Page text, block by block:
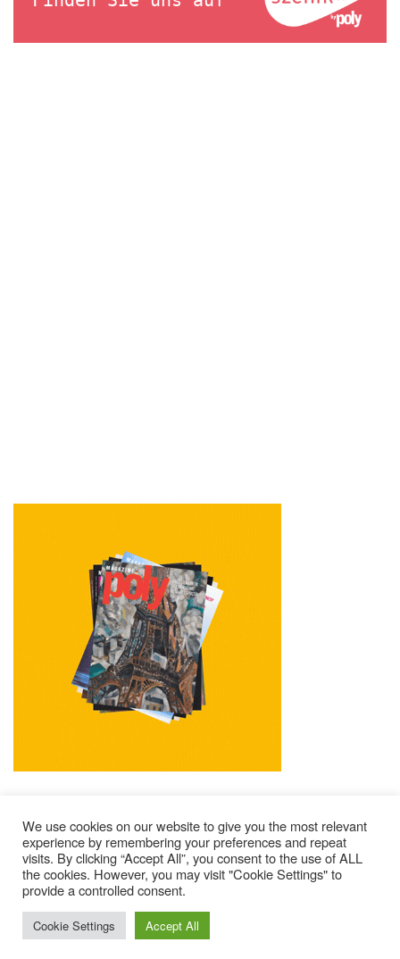
Impressum Kontakt
Alle Ausgaben Lesen
POLY Abonnieren
© 2025 – Magazine Poly – BKN
We use cookies on our website to give you the most relevant
experience by remembering your preferences and repeat
visits. By clicking “Accept All”, you consent to the use of ALL
the cookies. However, you may visit "Cookie Settings" to
provide a controlled consent.
Cookie Settings Accept All